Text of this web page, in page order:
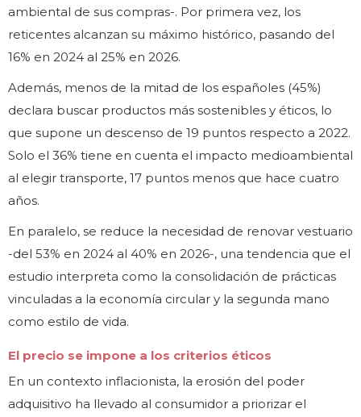
ambiental de sus compras-. Por primera vez, los
reticentes alcanzan su máximo histórico, pasando del
16% en 2024 al 25% en 2026.
Además, menos de la mitad de los españoles (45%)
declara buscar productos más sostenibles y éticos, lo
que supone un descenso de 19 puntos respecto a 2022.
Solo el 36% tiene en cuenta el impacto medioambiental
al elegir transporte, 17 puntos menos que hace cuatro
años.
En paralelo, se reduce la necesidad de renovar vestuario
-del 53% en 2024 al 40% en 2026-, una tendencia que el
estudio interpreta como la consolidación de prácticas
vinculadas a la economía circular y la segunda mano
como estilo de vida.
El precio se impone a los criterios éticos
En un contexto inflacionista, la erosión del poder
adquisitivo ha llevado al consumidor a priorizar el